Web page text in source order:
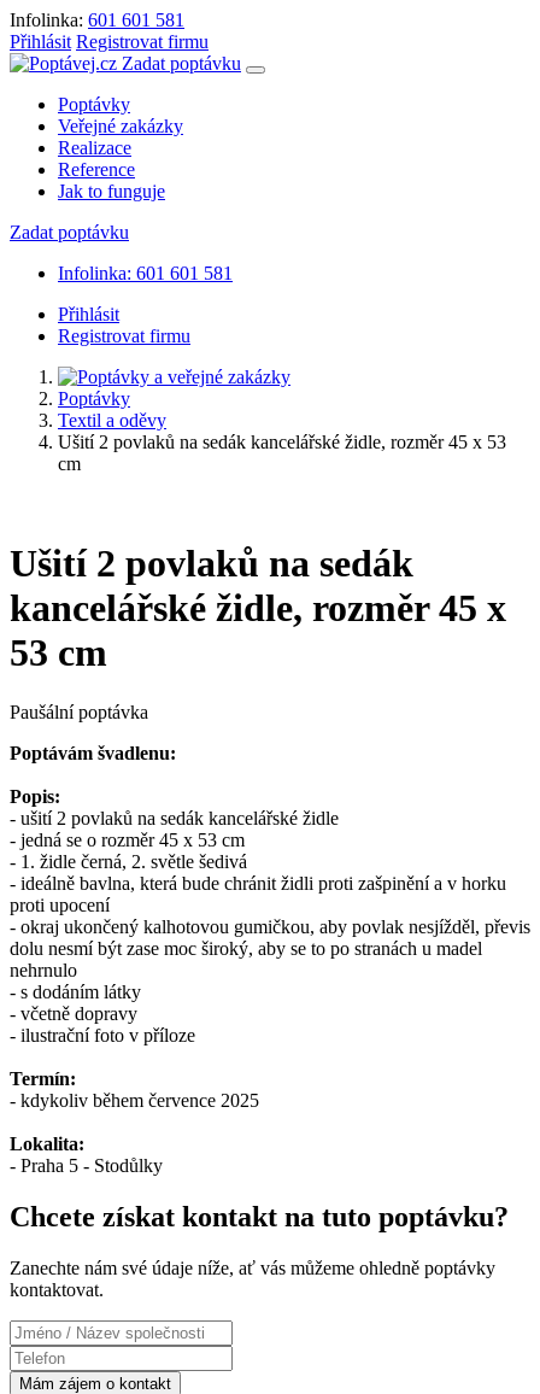
Infolinka: 601 601 581
Přihlásit Registrovat firmu
Zadat poptávku
Poptávky
Veřejné zakázky
Realizace
Reference
Jak to funguje
Zadat poptávku
Infolinka: 601 601 581
Přihlásit
Registrovat firmu
Poptávky
Textil a oděvy
Ušití 2 povlaků na sedák kancelářské židle, rozměr 45 x 53
cm
Ušití 2 povlaků na sedák
kancelářské židle, rozměr 45 x
53 cm
Paušální poptávka
Poptávám švadlenu:
Popis:
- ušití 2 povlaků na sedák kancelářské židle
- jedná se o rozměr 45 x 53 cm
- 1. židle černá, 2. světle šedivá
- ideálně bavlna, která bude chránit židli proti zašpinění a v horku
proti upocení
- okraj ukončený kalhotovou gumičkou, aby povlak nesjížděl, převis
dolu nesmí být zase moc široký, aby se to po stranách u madel
nehrnulo
- s dodáním látky
- včetně dopravy
- ilustrační foto v příloze
Termín:
- kdykoliv během července 2025
Lokalita:
- Praha 5 - Stodůlky
Chcete získat kontakt na tuto poptávku?
Zanechte nám své údaje níže, ať vás můžeme ohledně poptávky
kontaktovat.